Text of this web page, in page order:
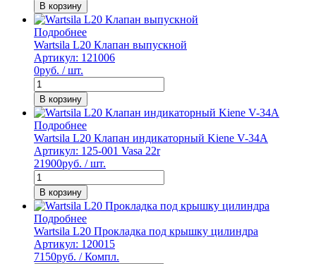
В корзину
Подробнее
Wartsila L20 Клапан выпускной
Артикул: 121006
0руб. / шт.
В корзину
Подробнее
Wartsila L20 Клапан индикаторный Kiene V-34A
Артикул: 125-001 Vasa 22r
21900руб. / шт.
В корзину
Подробнее
Wartsila L20 Прокладка под крышку цилиндра
Артикул: 120015
7150руб. / Компл.